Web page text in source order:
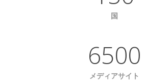
国
6500
メディアサイト